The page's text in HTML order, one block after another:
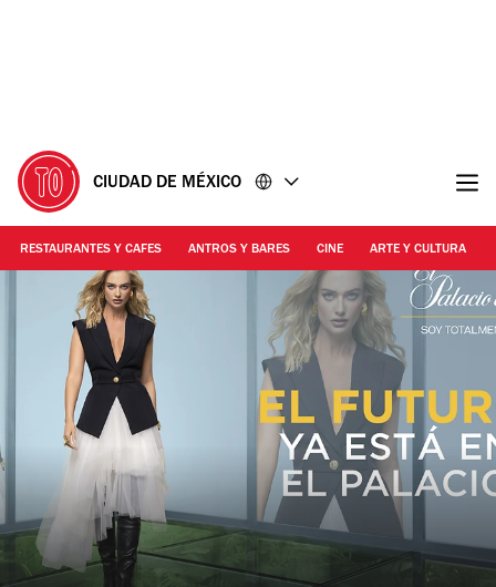
CIUDAD DE MÉXICO
RESTAURANTES Y CAFES ANTROS Y BARES CINE ARTE Y CULTURA